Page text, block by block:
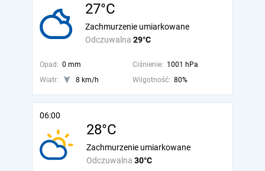
27°C
Odczuwalna 29°C
Zachmurzenie umiarkowane
Opad: 0 mm Ciśnienie: 1001 hPa
Wiatr:
8 km/h Wilgotność: 80%
06:00
28°C
Odczuwalna 30°C
Zachmurzenie umiarkowane